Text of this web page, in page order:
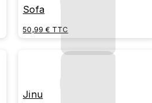
Sofa
50,99 € TTC
Jinu